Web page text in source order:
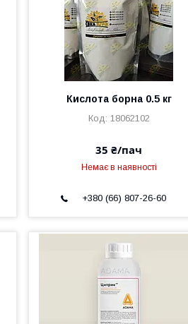
Кислота борна 0.5 кг
18062102
35 ₴/пач
Немає в наявності
+380 (66) 807-26-60